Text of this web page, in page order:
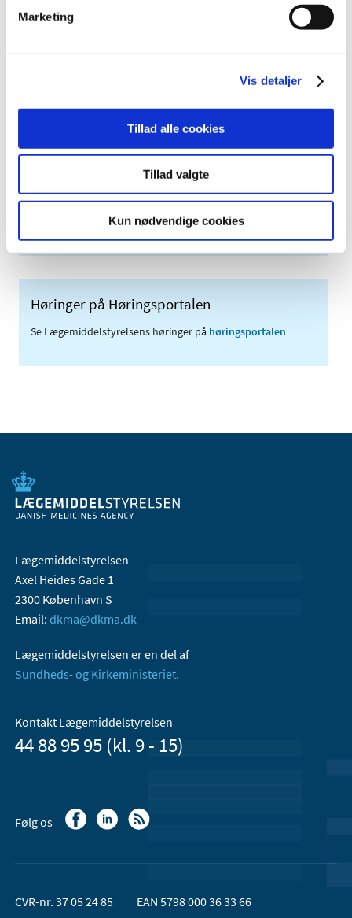
Marketing
Vis detaljer
Tillad alle cookies
Tillad valgte
Kun nødvendige cookies
2008 (8)
Sikkerhedsmeddelelser om medicinsk udstyr
(med søgefunktion)
Høringer på Høringsportalen
Se Lægemiddelstyrelsens høringer på høringsportalen
Lægemiddelstyrelsen
Axel Heides Gade 1
2300 København S
Email: dkma@dkma.dk
Lægemiddelstyrelsen er en del af
Sundheds- og Kirkeministeriet.
Kontakt Lægemiddelstyrelsen
44 88 95 95 (kl. 9 - 15)
Følg os
CVR-nr. 37 05 24 85 EAN 5798 000 36 33 66